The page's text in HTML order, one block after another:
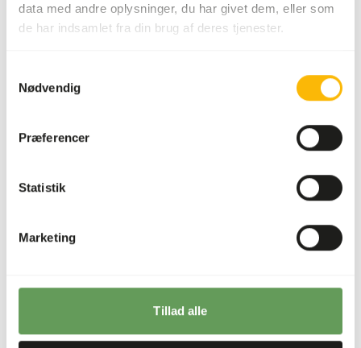
data med andre oplysninger, du har givet dem, eller som
de har indsamlet fra din brug af deres tjenester.
Nødvendig
Præferencer
Statistik
Marketing
Tillad alle
Artikel
Zoo line Psyllium Husk
Sammensætning
100% Loppefrøskaller
Loppefrøskaller kan både benyttes forebyggende og ved
behov.